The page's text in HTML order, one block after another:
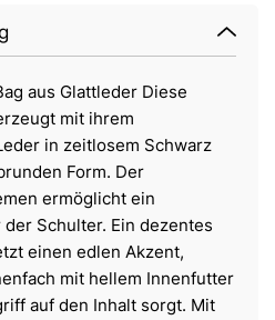
aus Glattleder Diese
mit ihrem
in zeitlosem Schwarz
Form. Der
ermöglicht ein
Schulter. Ein dezentes
einen edlen Akzent,
mit hellem Innenfutter
auf den Inhalt sorgt. Mit